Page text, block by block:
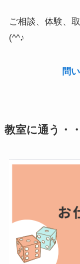
ご相談、体験、
(^^♪
問
教室に通う・